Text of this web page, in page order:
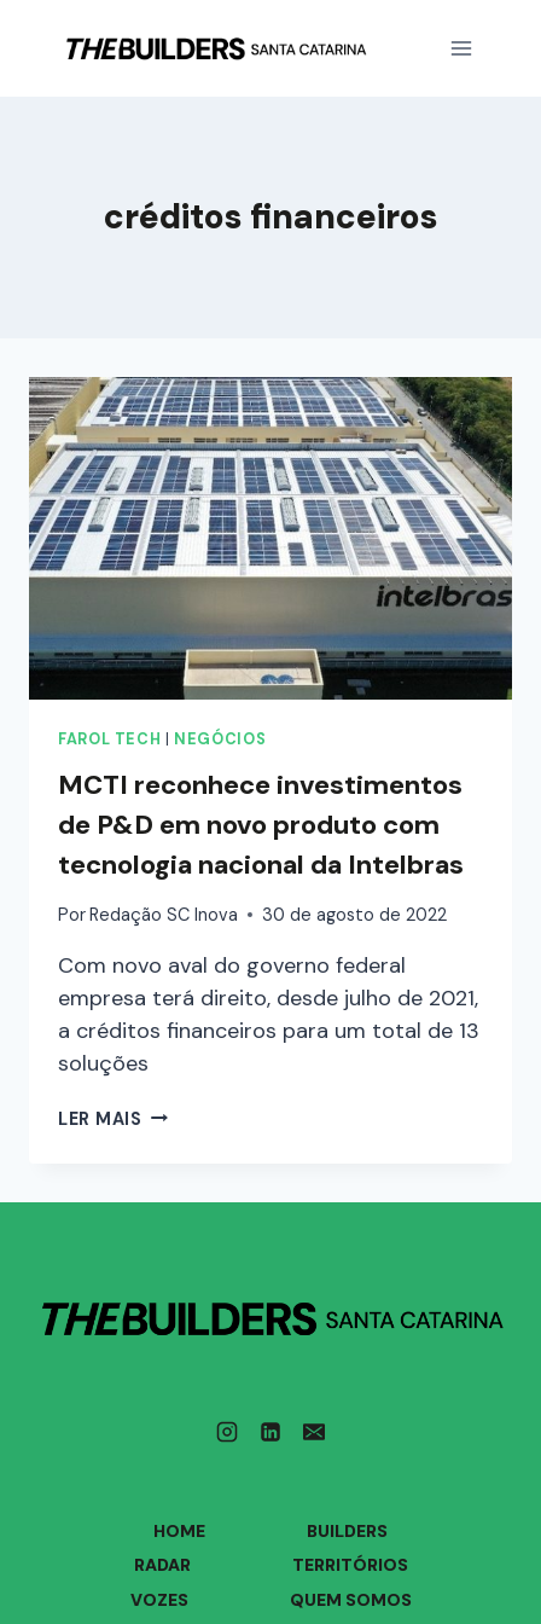
créditos financeiros
FAROL TECH NEGÓCIOS
MCTI reconhece investimentos
de P&D em novo produto com
tecnologia nacional da Intelbras
PorRedação SC Inova 30 de agosto de 2022
Com novo aval do governo federal
empresa terá direito, desde julho de 2021,
a créditos financeiros para um total de 13
soluções
LER MAIS
HOME
BUILDERS
RADAR
TERRITÓRIOS
VOZES
QUEM SOMOS